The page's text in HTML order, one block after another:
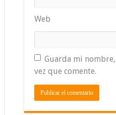
Web
Guarda mi
vez que comente.